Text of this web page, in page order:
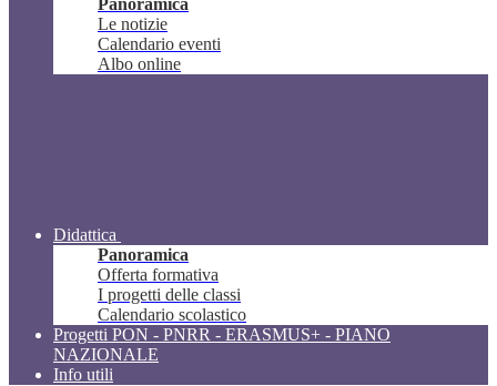
Panoramica
Le notizie
Calendario eventi
Albo online
Didattica
Panoramica
Offerta formativa
I progetti delle classi
Calendario scolastico
Progetti PON - PNRR - ERASMUS+ - PIANO
NAZIONALE
Info utili